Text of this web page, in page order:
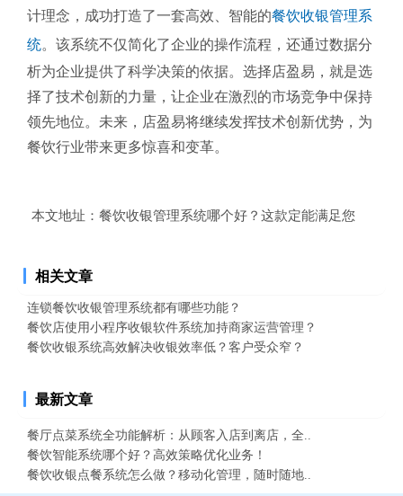
计理念，成功打造了一套高效、智能的餐饮收银管理系
统。该系统不仅简化了企业的操作流程，还通过数据分
析为企业提供了科学决策的依据。选择店盈易，就是选
择了技术创新的力量，让企业在激烈的市场竞争中保持
领先地位。未来，店盈易将继续发挥技术创新优势，为
餐饮行业带来更多惊喜和变革。
本文地址： 餐饮收银管理系统哪个好？这款定能满足您
相关文章
连锁餐饮收银管理系统都有哪些功能？
餐饮店使用小程序收银软件系统加持商家运营管理？
餐饮收银系统高效解决收银效率低？客户受众窄？
最新文章
餐厅点菜系统全功能解析：从顾客入店到离店，全..
餐饮智能系统哪个好？高效策略优化业务！
餐饮收银点餐系统怎么做？移动化管理，随时随地..